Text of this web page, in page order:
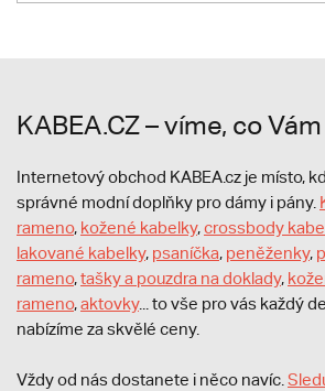
KABEA.CZ – víme, co
Internetový obchod KABEA.cz je místo,
správné modní doplňky pro dámy i pány.
rameno, kožené kabelky,crossbody
lakované kabelky, psaníčka, peněženky,
rameno,tašky a pouzdra na doklady,
rameno,aktovky... to vše pro vás každý
nabízíme za skvělé ceny.
Vždy od nás dostanete i něco navíc. S